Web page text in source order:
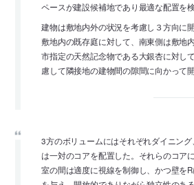
ペースが建設候補地であり最適な配置を
建物は敷地内外の状況を考慮し３方向に
敷地内の既存庭に対して、南東側は敷地
市指定の天然記念物である大銀杏に対し
慮して隣接地の建物間の隙間に向かって開
3方のボリュームにはそれぞれダイニン
は一対のコアを配置した。それらのコア
室の間は適度に視線を制御し、かつ壁を